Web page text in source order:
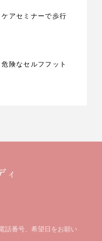
アセミナーで歩行
険なセルフフット
話番号、希望日をお願い